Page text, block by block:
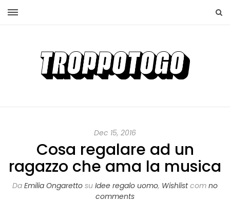
Dec 15, 2016
Cosa regalare ad un
ragazzo che ama la musica
Da Emilia Ongaretto su Idee regalo uomo, Wishlistcom no
comments